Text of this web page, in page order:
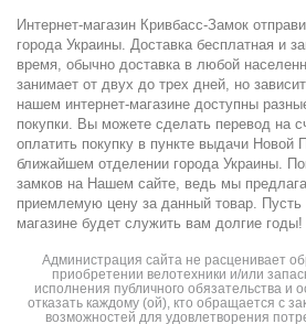
Интернет-магазин Кривбасс-Замок
города Украины. Доставка бесплатная и
время, обычно доставка в любой
занимает от двух до трех дней, но
нашем интернет-магазине доступны
покупки. Вы можете сделать перевод на
оплатить покупку в пункте выдачи Новой
ближайшем отделении города Украины.
замков на Нашем сайте, ведь мы
приемлемую цену за данный товар.
магазине будет служить вам долгие годы!
Администрация сайта не расценивает
приобретении велотехники и/или
исполнения публичного обязательства и
отказать каждому (ой), кто обращается с
возможностей для удовлетворения